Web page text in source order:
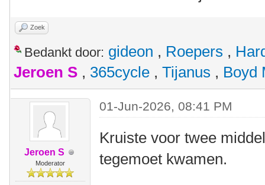
Zoek
Bedankt door: gideon , Roepers ,
Jeroen S , 365cycle , Tijanus , Boyd
Jeroen S
Moderator
01-Jun-2026, 08:41 PM
Kruiste voor twee
tegemoet kwamen.